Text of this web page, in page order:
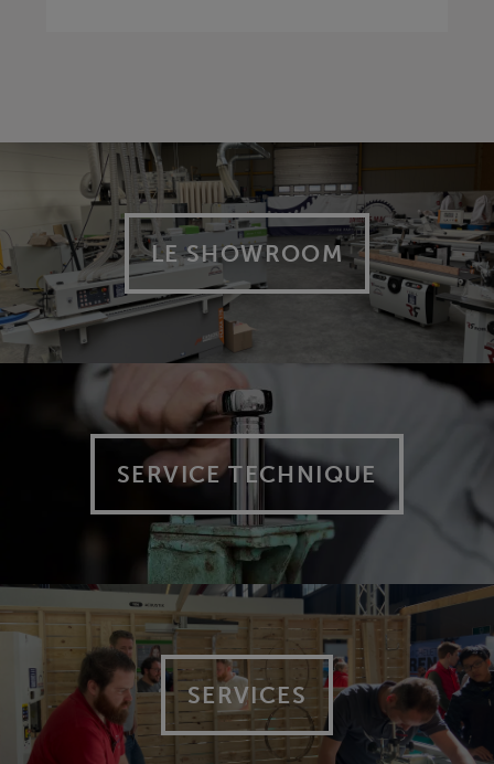
LE SHOWROOM
SERVICE TECHNIQUE
SERVICES